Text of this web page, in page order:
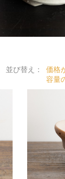
価格
容量
並び替え：